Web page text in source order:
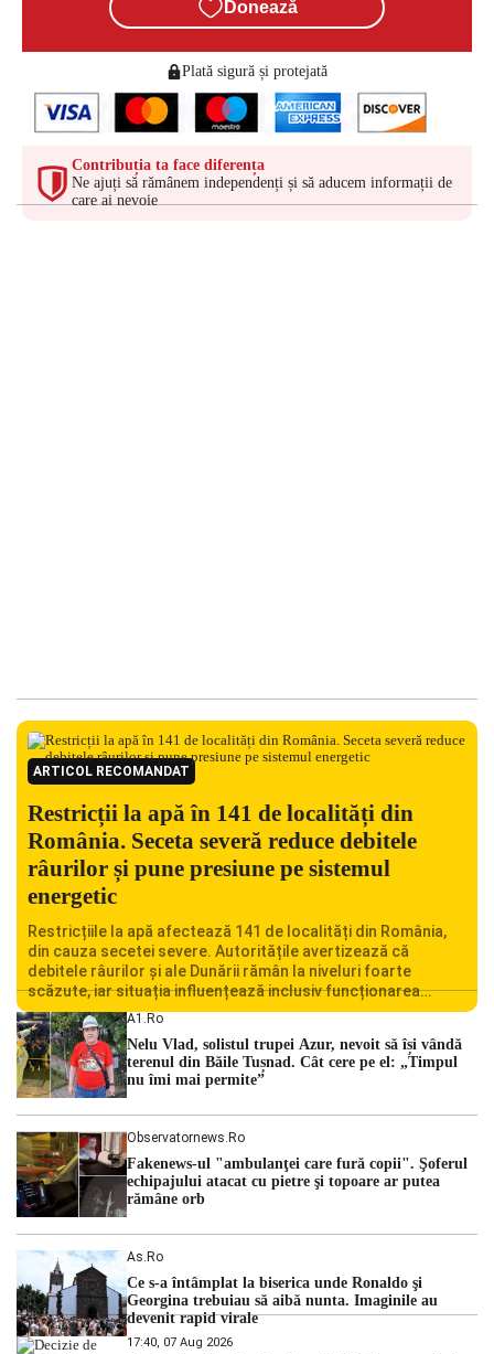
Donează
Plată sigură și protejată
Contribuția ta face diferența
Ne ajuți să rămânem independenți și să aducem informații de
care ai nevoie
ARTICOL RECOMANDAT
Restricții la apă în 141 de localități din
România. Seceta severă reduce debitele
râurilor și pune presiune pe sistemul
energetic
Restricțiile la apă afectează 141 de localități din România,
din cauza secetei severe. Autoritățile avertizează că
debitele râurilor și ale Dunării rămân la niveluri foarte
scăzute, iar situația influențează inclusiv funcționarea
Centralei Nucleare de la Cernavodă. România se confruntă
cu una dintre cele mai dificile perioade din punct de vedere
hidrologic din ultimii ani. Lipsa […]
A1.ro
Nelu Vlad, solistul trupei Azur, nevoit să își vândă
terenul din Băile Tușnad. Cât cere pe el: „Timpul
nu îmi mai permite”
Observatornews.ro
Fakenews-ul "ambulanţei care fură copii". Şoferul
echipajului atacat cu pietre şi topoare ar putea
rămâne orb
As.ro
Ce s-a întâmplat la biserica unde Ronaldo şi
Georgina trebuiau să aibă nunta. Imaginile au
devenit rapid virale
17:40, 07 Aug 2026